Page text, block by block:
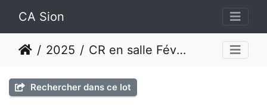
CA Sion
2025 CR en salle Février 2025 - Aigle
Rechercher dans ce lot